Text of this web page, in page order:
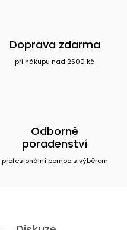
Doprava zdarma
při nákupu nad 2500 kč
Odborné
poradenství
profesionální pomoc s výběrem